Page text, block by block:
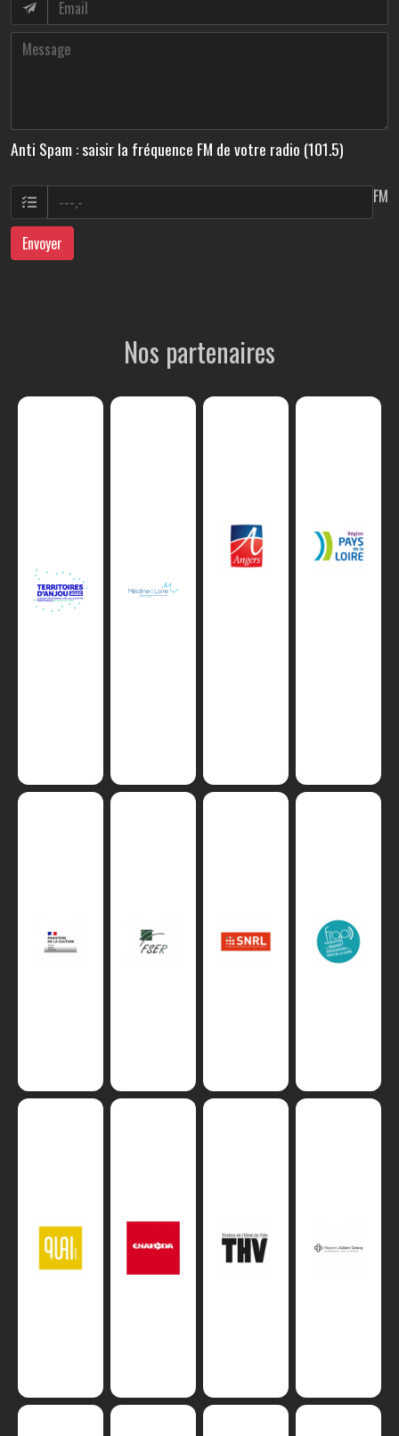
Anti Spam : saisir la fréquence FM de votre radio (101.5)
FM
Envoyer
Nos partenaires